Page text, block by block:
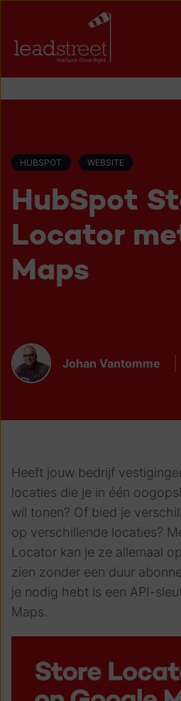
HUBSPOT WEBSITE
HubSpot
Locator
Maps
Johan Vantomme
Heeft jouw bedrijf
locaties die je in één
wil tonen? Of bied je
op verschillende locaties?
Locator kan je ze allemaal
zien zonder een duur
je nodig hebt is een API-
Maps.